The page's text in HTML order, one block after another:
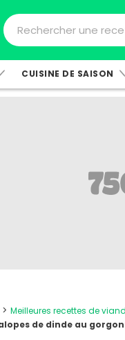
CUISINE DE SAISON
Meilleures recettes de
de dinde au